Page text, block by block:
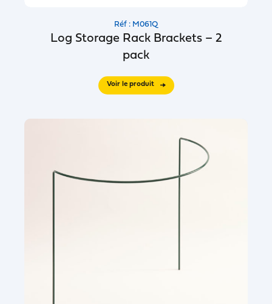
Réf : M061Q
Log Storage Rack Brackets – 2
pack
Voir le produit